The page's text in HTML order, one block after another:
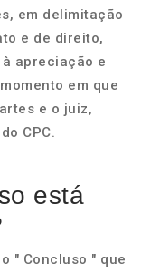
em delimitação
e de direito,
apreciação e
em que
e o juiz,
CPC.
está
" Concluso " que